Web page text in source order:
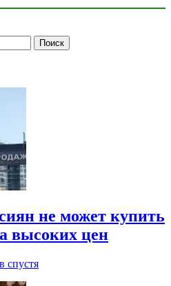
не может купить
высоких цен
спустя